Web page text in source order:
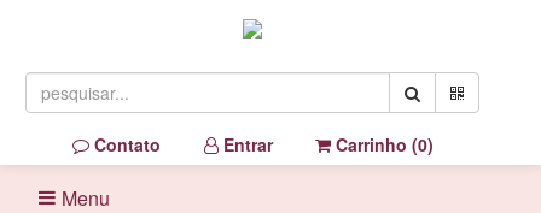
Contato Entrar Carrinho (0)
Menu